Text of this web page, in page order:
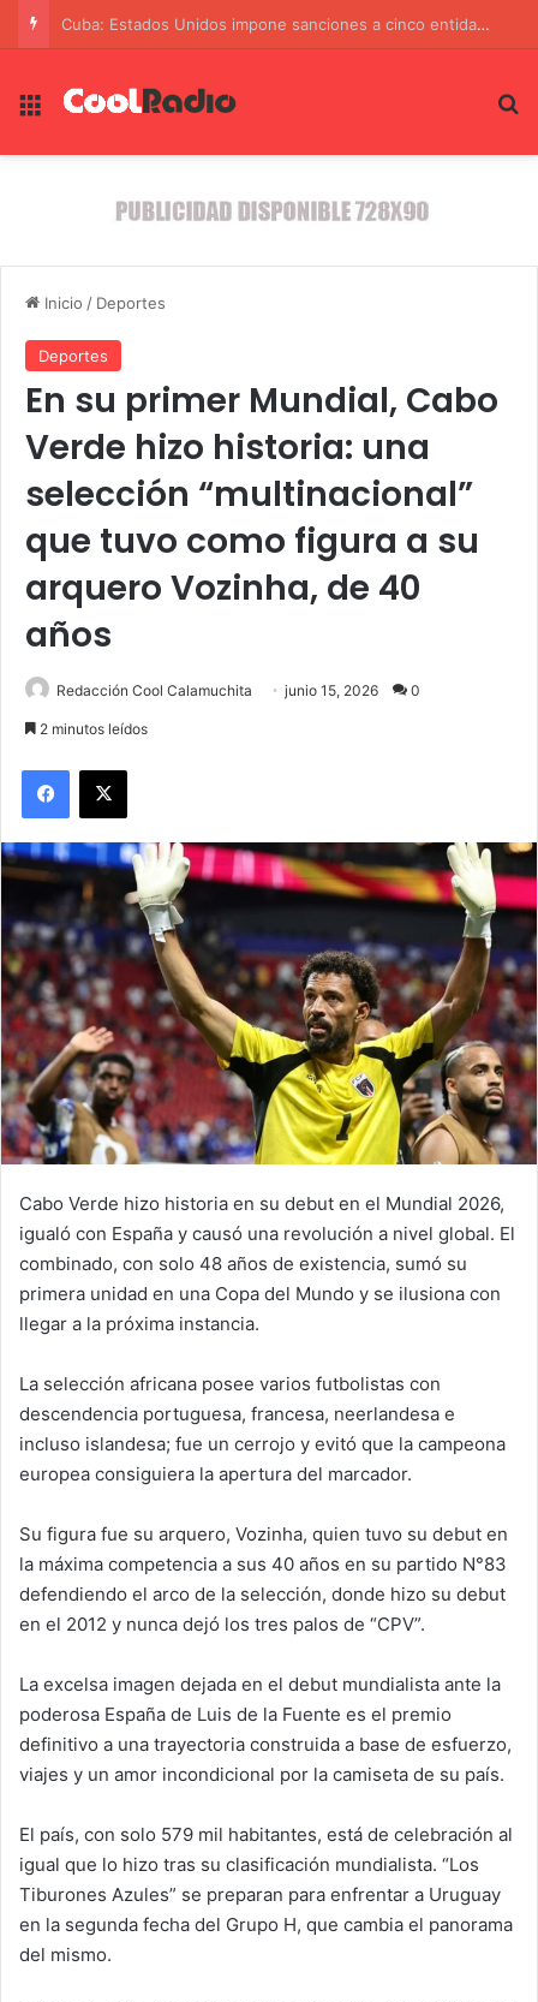
Cuba: Estados Unidos impone sanciones a cinco entidades y ocho funcionarios por importación de armas rusas y chinas
Menú
Inicio / Deportes
Deportes
En su primer Mundial, Cabo
Verde hizo historia: una
selección “multinacional”
que tuvo como figura a su
arquero Vozinha, de 40
años
Redacción Cool Calamuchita junio 15, 2026 0
2 minutos leídos
Facebook
X
Cabo Verde hizo historia en su debut en el Mundial 2026,
igualó con España y causó una revolución a nivel global. El
combinado, con solo 48 años de existencia, sumó su
primera unidad en una Copa del Mundo y se ilusiona con
llegar a la próxima instancia.
La selección africana posee varios futbolistas con
descendencia portuguesa, francesa, neerlandesa e
incluso islandesa; fue un cerrojo y evitó que la campeona
europea consiguiera la apertura del marcador.
Su figura fue su arquero, Vozinha, quien tuvo su debut en
la máxima competencia a sus 40 años en su partido N°83
defendiendo el arco de la selección, donde hizo su debut
en el 2012 y nunca dejó los tres palos de “CPV”.
La excelsa imagen dejada en el debut mundialista ante la
poderosa España de Luis de la Fuente es el premio
definitivo a una trayectoria construida a base de esfuerzo,
viajes y un amor incondicional por la camiseta de su país.
El país, con solo 579 mil habitantes, está de celebración al
igual que lo hizo tras su clasificación mundialista. “Los
Tiburones Azules” se preparan para enfrentar a Uruguay
en la segunda fecha del Grupo H, que cambia el panorama
del mismo.